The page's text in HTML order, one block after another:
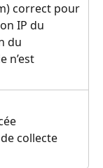
correct pour
IP du
du
n’est
collecte